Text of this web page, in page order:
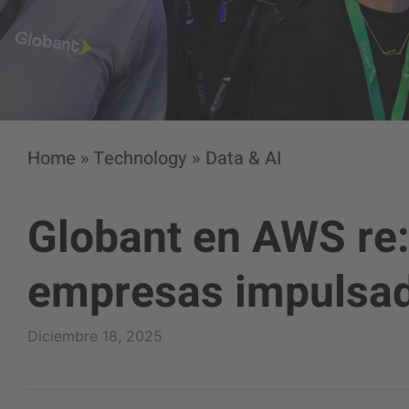
Home »Technology » Data & AI
Globant en AWS
empresas
Diciembre 18, 2025